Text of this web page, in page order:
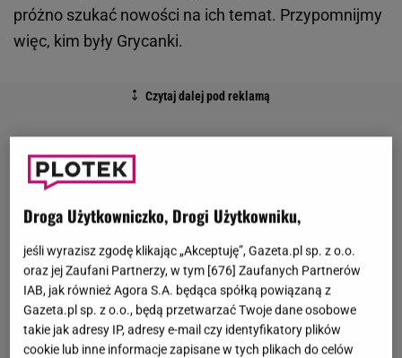
próżno szukać nowości na ich temat. Przypomnijmy
więc, kim były Grycanki.
Droga Użytkowniczko, Drogi Użytkowniku,
jeśli wyrazisz zgodę klikając „Akceptuję”, Gazeta.pl sp. z o.o.
oraz jej Zaufani Partnerzy, w tym [676] Zaufanych Partnerów
IAB, jak również Agora S.A. będąca spółką powiązaną z
Gazeta.pl sp. z o.o., będą przetwarzać Twoje dane osobowe
takie jak adresy IP, adresy e-mail czy identyfikatory plików
cookie lub inne informacje zapisane w tych plikach do celów